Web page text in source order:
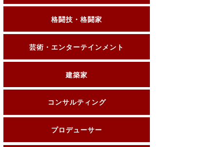
格闘技・格闘家
芸術・エンターテインメント
建築家
コンサルティング
プロデューサー